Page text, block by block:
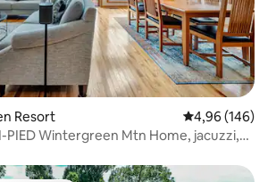
Resort Évaluation
4,96 (146)
PIED Wintergreen Mtn Home, jacuzzi,